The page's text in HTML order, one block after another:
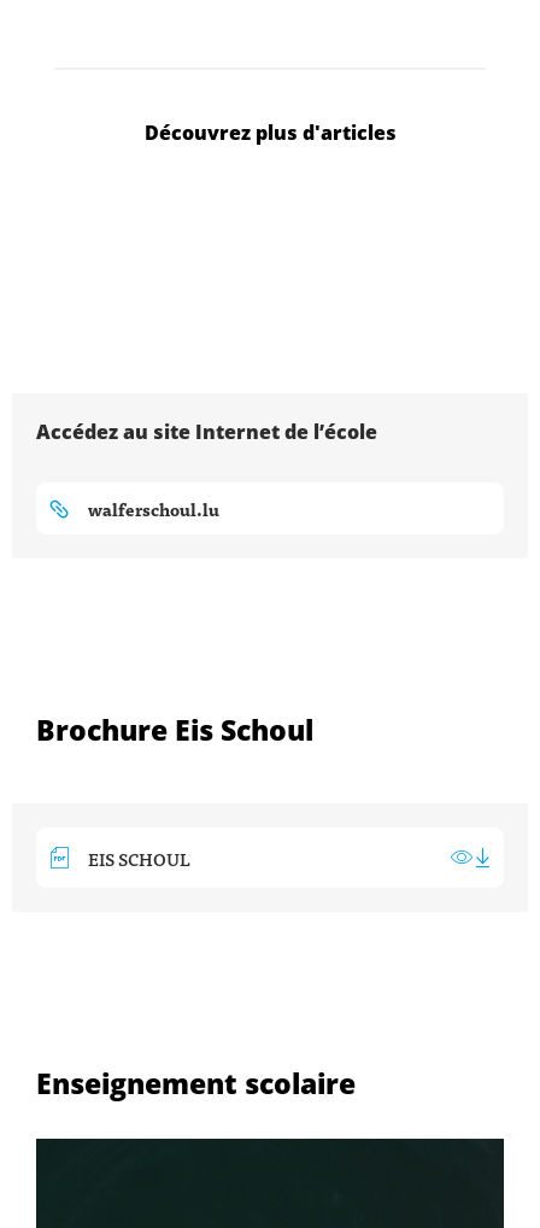
Découvrez plus d'articles
Accédez au site Internet de l’école
walferschoul.lu
Brochure Eis Schoul
EIS SCHOUL
Enseignement scolaire